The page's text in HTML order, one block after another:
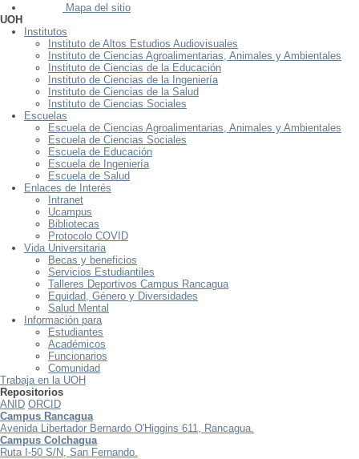
Mapa del sitio
UOH
Institutos
Instituto de Altos Estudios Audiovisuales
Instituto de Ciencias Agroalimentarias, Animales y Ambientales
Instituto de Ciencias de la Educación
Instituto de Ciencias de la Ingeniería
Instituto de Ciencias de la Salud
Instituto de Ciencias Sociales
Escuelas
Escuela de Ciencias Agroalimentarias, Animales y Ambientales
Escuela de Ciencias Sociales
Escuela de Educación
Escuela de Ingeniería
Escuela de Salud
Enlaces de Interés
Intranet
Ucampus
Bibliotecas
Protocolo COVID
Vida Universitaria
Becas y beneficios
Servicios Estudiantiles
Talleres Deportivos Campus Rancagua
Equidad, Género y Diversidades
Salud Mental
Información para
Estudiantes
Académicos
Funcionarios
Comunidad
Trabaja en la UOH
Repositorios
ANID ORCID
Campus Rancagua
Avenida Libertador Bernardo O'Higgins 611, Rancagua.
Campus Colchagua
Ruta I-50 S/N, San Fernando.